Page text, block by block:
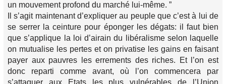
un mouvement profond du marché lui-même. ”
Il s’agit maintenant d’expliquer au peuple que c’est à lui de
se serrer la ceinture pour éponger les dégats: il faut bien
que s’applique la loi d’airain du libéralisme selon laquelle
on mutualise les pertes et on privatise les gains en faisant
payer aux pauvres les errements des riches. Et l’on est
donc reparti comme avant, où l’on commencera par
s’attaquer aux Etats les plus vulnérables de l’Union